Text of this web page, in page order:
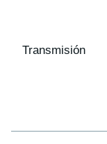
Transmisión